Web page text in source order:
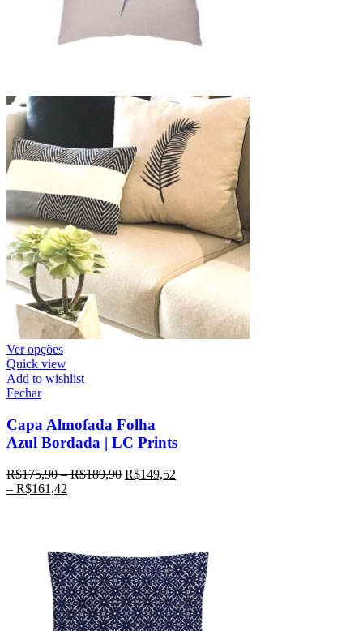
Ver opções
Quick view
Add to wishlist
Fechar
Capa Almofada Folha
Azul Bordada | LC Prints
R$175,90–R$189,90 R$149,52
– R$161,42